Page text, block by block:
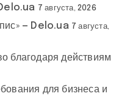
7 августа, 2026
— Delo.ua 7 августа,
благодаря действиям
для бизнеса и